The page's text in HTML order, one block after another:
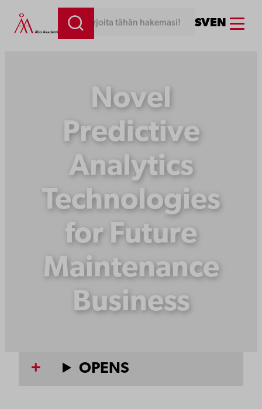
Siirry
sisältöön
Kirjoita tähän hakemasi! SVEN Menu
Novel
Predictive
Analytics
Technologies
for Future
Maintenance
Business
OPENS